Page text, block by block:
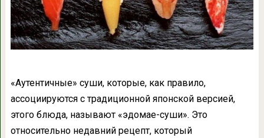
«Аутентичные» суши, которые, как правило,
ассоциируются с традиционной японской версией,
этого блюда, называют «эдомае-суши». Это
относительно недавний рецепт, который